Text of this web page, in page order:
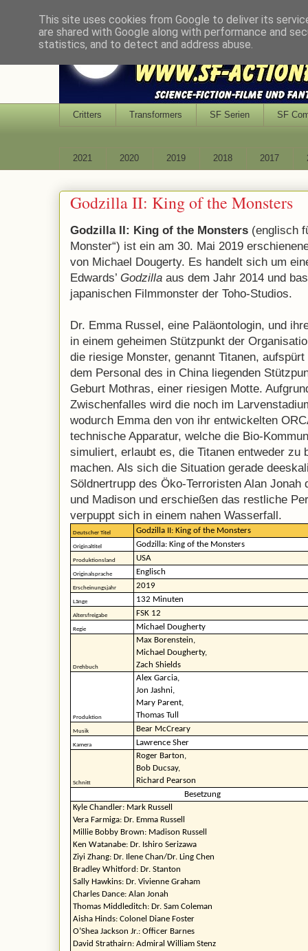
Critters Transformers SF Serien SF
2021 2020 2019 2018 2017
Godzilla II: King of the Monsters
Godzilla II: King of the Monsters (englisch
Monster“) ist ein am 30. Mai 2019
von Michael Dougerty. Es handelt sich um
Edwards’ Godzilla aus dem Jahr 2014 und
japanischen Filmmonster der Toho-Studios.
Dr. Emma Russel, eine Paläontologin, und
in einem geheimen Stützpunkt der
die riesige Monster, genannt Titanen,
dem Personal des in China liegenden
Geburt Mothras, einer riesigen Motte.
Zwischenfalles wird die noch im
wodurch Emma den von ihr entwickelten
technische Apparatur, welche die Bio-
simuliert, erlaubt es, die Titanen entweder zu
machen. Als sich die Situation gerade
Söldnertrupp des Öko-Terroristen Alan
und Madison und erschießen das restliche
verpuppt sich in einem nahen Wasserfall.
Deutscher Titel Godzilla II: King of the Monsters
Originaltitel Godzilla: King of the Monsters
Produktionsland USA
Originalsprache Englisch
Erscheinungsjahr 2019
Länge 132 Minuten
Altersfreigabe FSK 12
Regie Michael Dougherty
Drehbuch
Max Borenstein,
Michael Dougherty,
Zach Shields
Produktion
Alex Garcia,
Jon Jashni,
Mary Parent,
Thomas Tull
Musik Bear McCreary
Kamera Lawrence Sher
Schnitt
Roger Barton,
Bob Ducsay,
Richard Pearson
Besetzung
Kyle Chandler: Mark Russell
Vera Farmiga: Dr. Emma Russell
Millie Bobby Brown: Madison Russell
Ken Watanabe: Dr. Ishiro Serizawa
Ziyi Zhang: Dr. Ilene Chan/Dr. Ling Chen
Bradley Whitford: Dr. Stanton
Sally Hawkins: Dr. Vivienne Graham
Charles Dance: Alan Jonah
Thomas Middleditch: Dr. Sam Coleman
Aisha Hinds: Colonel Diane Foster
O’Shea Jackson Jr.: Officer Barnes
David Strathairn: Admiral William Stenz
This site uses cookies from Google to deliver its
are shared with Google along with performance and
statistics, and to detect and address abuse.